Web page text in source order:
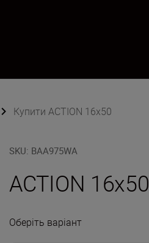
Купити ACTION 16x50
SKU: BAA975WA
ACTION 16x50
Оберіть варіант